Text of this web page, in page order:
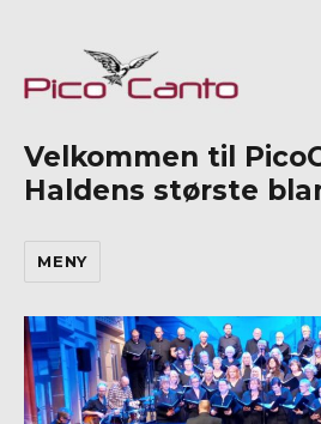
Velkommen til
Haldens største
MENY